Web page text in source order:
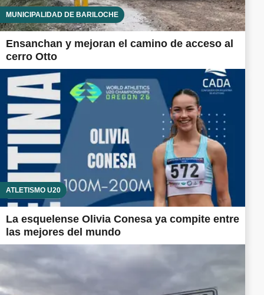
MUNICIPALIDAD DE BARILOCHE
Ensanchan y mejoran el camino de acceso al
cerro Otto
ATLETISMO U20
La esquelense Olivia Conesa ya compite entre
las mejores del mundo